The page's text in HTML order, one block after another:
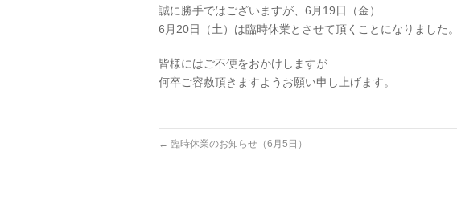
誠に勝手ではございますが、6月19日（金）
6月20日（土）は臨時休業とさせて頂くことになりました。
皆様にはご不便をおかけしますが
何卒ご容赦頂きますようお願い申し上げます。
← 臨時休業のお知らせ（6月5日）